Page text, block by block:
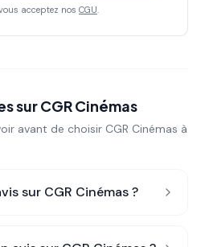
acceptez nos CGU.
surCGR Cinémas
avant de choisir CGR Cinémas à
sur CGR Cinémas?